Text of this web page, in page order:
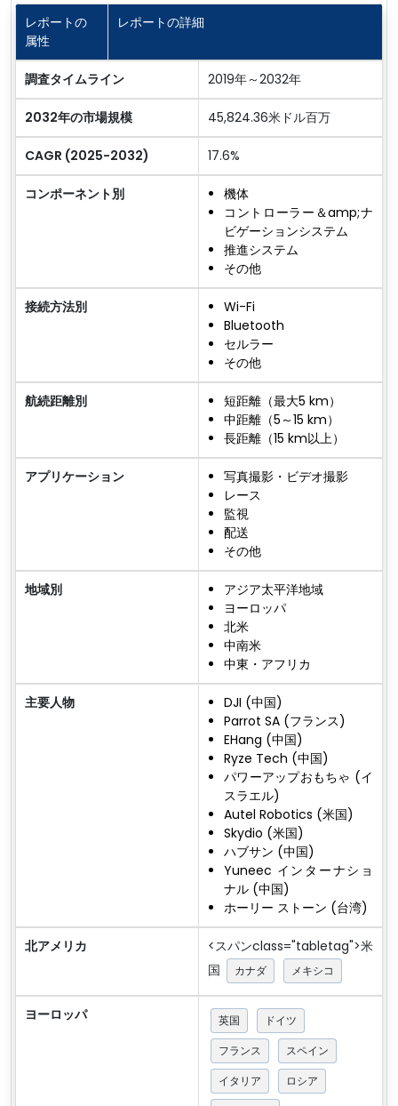
レポートの
属性
レポートの詳細
調査タイムライン 2019年～2032年
2032年の市場規模 45,824.36米ドル百万
CAGR (2025-2032) 17.6%
コンポーネント別
機体
コントローラー＆amp;ナ
ビゲーションシステム
推進システム
その他
接続方法別
Wi-Fi
Bluetooth
セルラー
その他
航続距離別
短距離（最大5 km）
中距離（5～15 km）
長距離（15 km以上）
アプリケーション
写真撮影・ビデオ撮影
レース
監視
配送
その他
地域別
アジア太平洋地域
ヨーロッパ
北米
中南米
中東・アフリカ
主要人物
DJI (中国)
Parrot SA (フランス)
EHang (中国)
Ryze Tech (中国)
パワーアップおもちゃ (イ
スラエル)
Autel Robotics (米国)
Skydio (米国)
ハブサン (中国)
Yuneec インターナショ
ナル (中国)
ホーリー ストーン (台湾)
北アメリカ
<スパンclass="tabletag">米
国
カナダ メキシコ
ヨーロッパ 英国
ドイツ
フランス
スペイン
イタリア
ロシア